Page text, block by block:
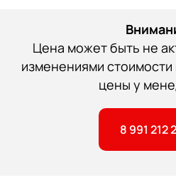
Цена может быть не
изменениями
цены у
8 991 212